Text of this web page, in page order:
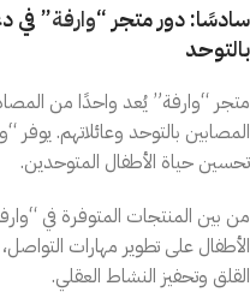
سادسًا: دور متجر “وارفة” في
بالتوحد
متجر “وارفة” يُعد واحدًا من
المصابين بالتوحد وعائلاتهم.
تحسين حياة الأطفال المتوحدين.
من بين المنتجات المتوفرة في
الأطفال على تطوير مهارات
القلق وتحفيز النشاط العقلي.